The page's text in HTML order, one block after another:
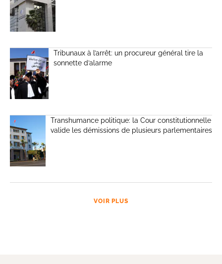
Tribunaux à l’arrêt: un procureur général tire la
sonnette d’alarme
Transhumance politique: la Cour constitutionnelle
valide les démissions de plusieurs parlementaires
VOIR PLUS